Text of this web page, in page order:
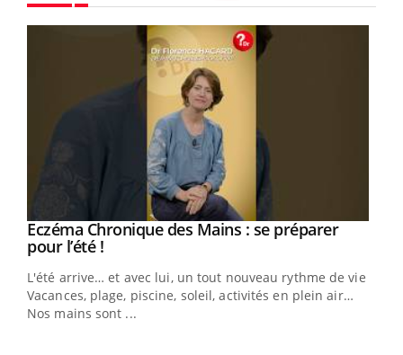
Youtube
Eczéma Chronique des Mains : se préparer
pour l’été !Youtube
L'été arrive… et avec lui, un tout nouveau rythme de vie !
Vacances, plage, piscine, soleil, activités en plein air…
Nos mains sont ...